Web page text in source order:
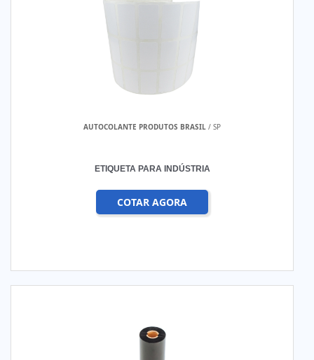
AUTOCOLANTE PRODUTOS BRASIL / SP
ETIQUETA PARA INDÚSTRIA
COTAR AGORA